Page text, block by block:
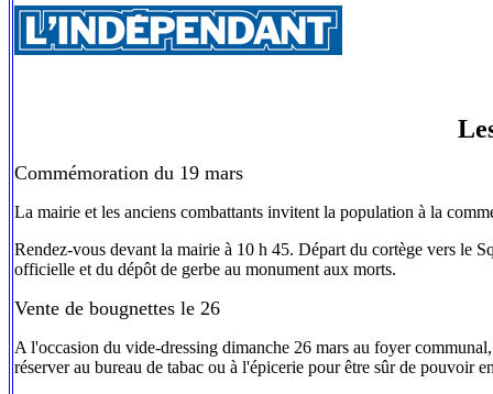
Commémoration du 19 mars
La mairie et les anciens combattants invitent la population à la
Rendez-vous devant la mairie à 10 h 45. Départ du cortège vers le
officielle et du dépôt de gerbe au monument aux morts.
Vente de bougnettes le 26
A l'occasion du vide-dressing dimanche 26 mars au foyer
réserver au bureau de tabac ou à l'épicerie pour être sûr de pouvoir